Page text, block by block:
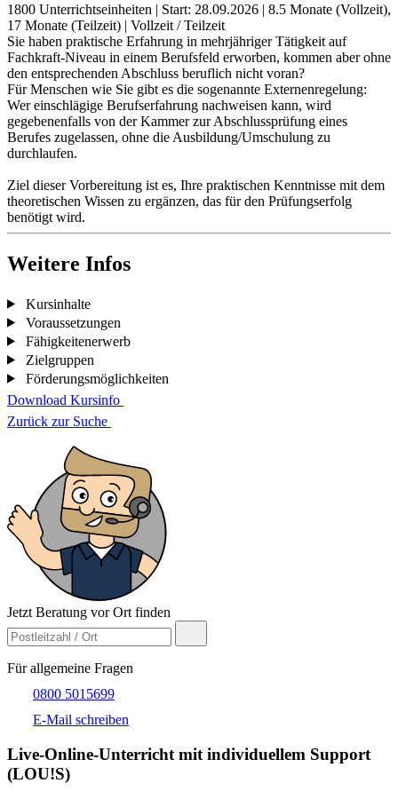
1800 Unterrichtseinheiten | Start: 28.09.2026 | 8.5 Monate (Vollzeit),
17 Monate (Teilzeit) | Vollzeit / Teilzeit
Sie haben praktische Erfahrung in mehrjähriger Tätigkeit auf
Fachkraft-Niveau in einem Berufsfeld erworben, kommen aber ohne
den entsprechenden Abschluss beruflich nicht voran?
Für Menschen wie Sie gibt es die sogenannte Externenregelung:
Wer einschlägige Berufserfahrung nachweisen kann, wird
gegebenenfalls von der Kammer zur Abschlussprüfung eines
Berufes zugelassen, ohne die Ausbildung/Umschulung zu
durchlaufen.
Ziel dieser Vorbereitung ist es, Ihre praktischen Kenntnisse mit dem
theoretischen Wissen zu ergänzen, das für den Prüfungserfolg
benötigt wird.
Weitere Infos
Kursinhalte
Voraussetzungen
Fähigkeitenerwerb
Zielgruppen
Förderungsmöglichkeiten
Download Kursinfo
Zurück zur Suche
Jetzt Beratung vor Ort finden
Für allgemeine Fragen
0800 5015699
E-Mail schreiben
Live-​Online-Unterricht mit individuellem Support
(LOU!S)